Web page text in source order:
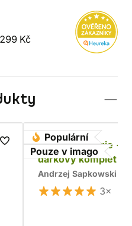
Kč
Populární
Pouze v imago
Husitská trilogie -
dárkový komplet
Andrzej Sapkowski
3×